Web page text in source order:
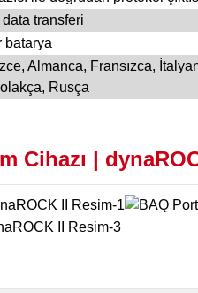
transferi
batarya
Almanca, Fransızca,
Rusça
Cihazı |